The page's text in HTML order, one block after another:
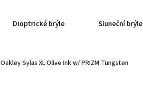
Dioptrické brýle Sluneční brýle
Oakley Sylas XL Olive Ink w/ PRIZM Tungsten